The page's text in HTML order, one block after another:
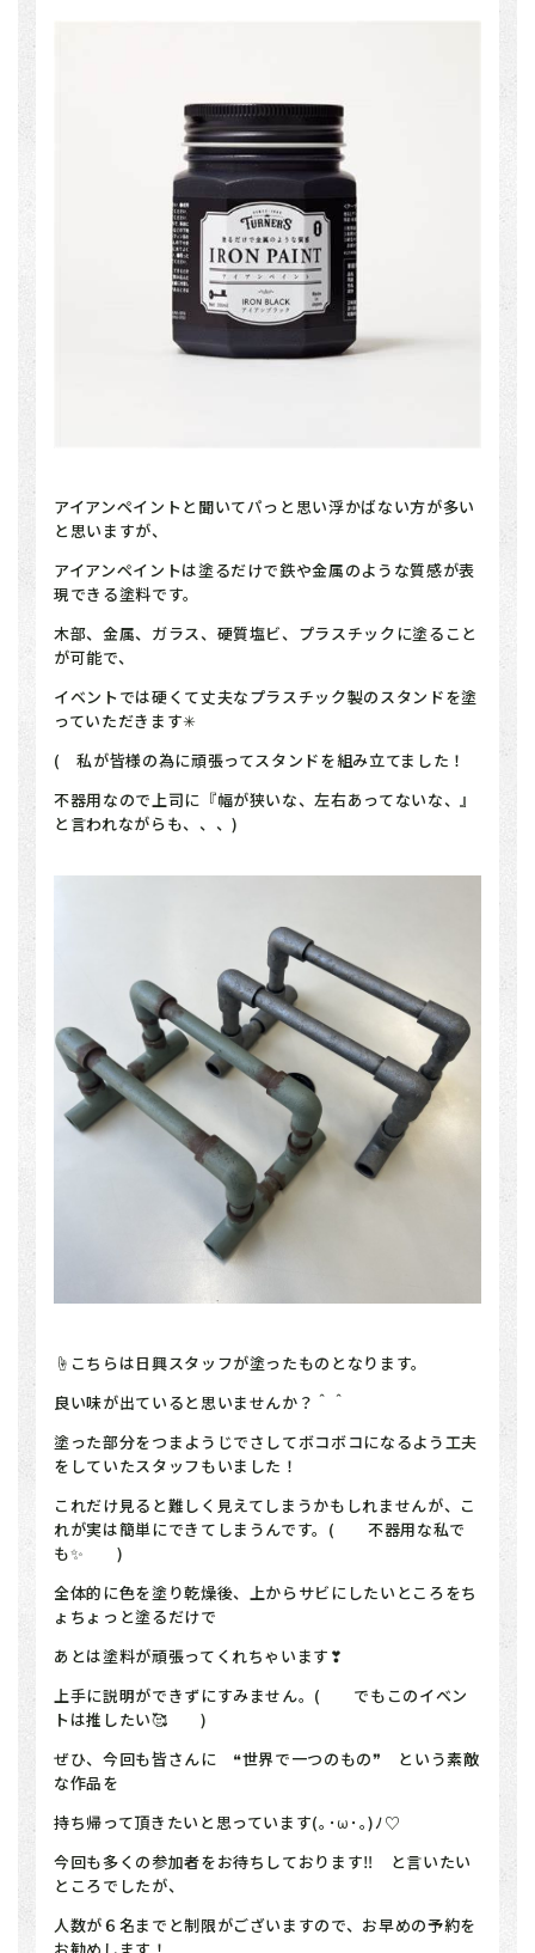
アイアンペイントと聞いてパっと思い浮かばない方が多い
と思いますが、
アイアンペイントは塗るだけで鉄や金属のような質感が表
現できる塗料です。
木部、金属、ガラス、硬質塩ビ、プラスチックに塗ること
が可能で、
イベントでは硬くて丈夫なプラスチック製のスタンドを塗
っていただきます✳
( 私が皆様の為に頑張ってスタンドを組み立てました！
不器用なので上司に『幅が狭いな、左右あってないな、』
と言われながらも、、、)
☝こちらは日興スタッフが塗ったものとなります。
良い味が出ていると思いませんか？＾＾
塗った部分をつまようじでさしてボコボコになるよう工夫
をしていたスタッフもいました！
これだけ見ると難しく見えてしまうかもしれませんが、こ
れが実は簡単にできてしまうんです。( 不器用な私で
も✨ )
全体的に色を塗り乾燥後、上からサビにしたいところをち
ょちょっと塗るだけで
あとは塗料が頑張ってくれちゃいます❣
上手に説明ができずにすみません。( でもこのイベン
トは推したい🥰 )
ぜひ、今回も皆さんに ❝世界で一つのもの❞ という素敵
な作品を
持ち帰って頂きたいと思っています(｡･ω･｡)ﾉ♡
今回も多くの参加者をお待ちしております‼ と言いたい
ところでしたが、
人数が６名までと制限がございますので、お早めの予約を